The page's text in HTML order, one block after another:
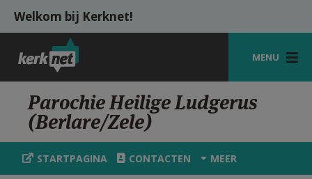
Overslaan en naar de inhoud gaan
Welkom bij Kerknet!
MENU
STARTPAGINA
KERK
VIERINGEN
Parochie Heilige Ludgerus
(Berlare/Zele)
STARTPAGINA CONTACTEN MEER